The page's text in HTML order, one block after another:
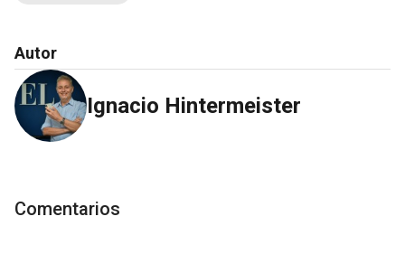
Autor
Ignacio Hintermeister
Comentarios